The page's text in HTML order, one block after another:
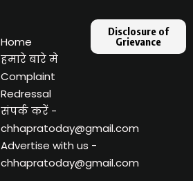
Home
हमारे बारे मे
Complaint
Redressal
संपर्क करें -
chhapratoday@gmail.com
Advertise with us -
chhapratoday@gmail.com
Disclosure of
Grievance